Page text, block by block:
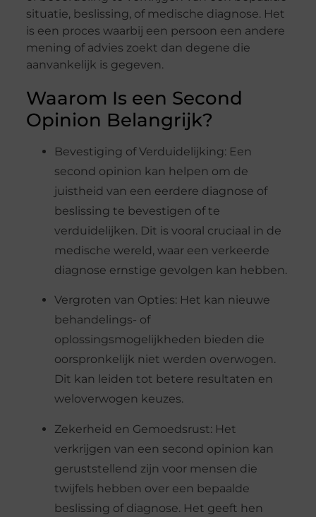
situatie, beslissing, of medische diagnose. Het
is een proces waarbij een persoon een andere
mening of advies zoekt dan degene die
aanvankelijk is gegeven.
Waarom Is een Second
Opinion Belangrijk?
Bevestiging of Verduidelijking: Een
second opinion kan helpen om de
juistheid van een eerdere diagnose of
beslissing te bevestigen of te
verduidelijken. Dit is vooral cruciaal in de
medische wereld, waar een verkeerde
diagnose ernstige gevolgen kan hebben.
Vergroten van Opties: Het kan nieuwe
behandelings- of
oplossingsmogelijkheden bieden die
oorspronkelijk niet werden overwogen.
Dit kan leiden tot betere resultaten en
weloverwogen keuzes.
Zekerheid en Gemoedsrust: Het
verkrijgen van een second opinion kan
geruststellend zijn voor mensen die
twijfels hebben over een bepaalde
beslissing of diagnose. Het geeft hen